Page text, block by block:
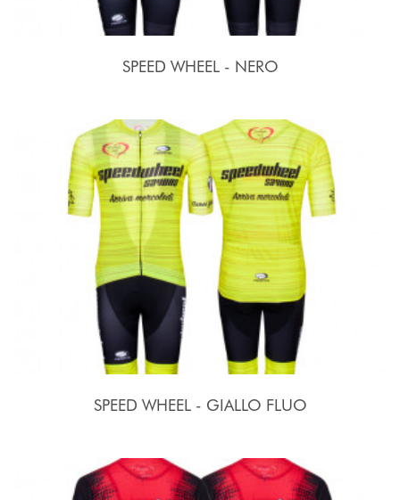
SPEED WHEEL - NERO
SPEED WHEEL - GIALLO FLUO